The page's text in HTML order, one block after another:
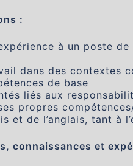
:
à un poste
dans des contextes
de base
liés aux
propres
et de l’anglais, tant à
connaissances et